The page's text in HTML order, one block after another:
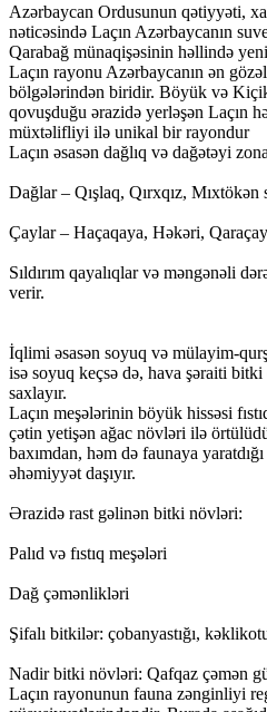
Azərbaycan Ordusunun qətiyyəti,
nəticəsində Laçın Azərbaycanın
Qarabağ münaqişəsinin həllində
Laçın rayonu Azərbaycanın ən
bölgələrindən biridir. Böyük və
qovuşduğu ərazidə yerləşən Laçın
müxtəlifliyi ilə unikal bir rayondur
Laçın əsasən dağlıq və dağətəyi
Dağlar – Qışlaq, Qırxqız,
Çaylar – Haçaqaya, Həkəri,
Sıldırım qayalıqlar və məngənəli
verir.
İqlimi əsasən soyuq və mülayim-
isə soyuq keçsə də, hava şəraiti
saxlayır.
Laçın meşələrinin böyük hissəsi
çətin yetişən ağac növləri ilə
baxımdan, həm də faunaya
əhəmiyyət daşıyır.
Ərazidə rast gəlinən bitki növləri:
Palıd və fıstıq meşələri
Dağ çəmənlikləri
Şifalı bitkilər: çobanyastığı,
Nadir bitki növləri: Qafqaz çəmən
Laçın rayonunun fauna zənginliyi